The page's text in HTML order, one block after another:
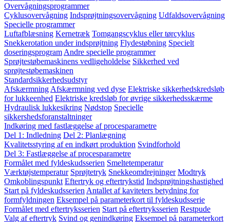
Overvågningsprogrammer
Cyklusovervågning Indsprøjtningsovervågning Udfaldsovervågning
Specielle programmer
Luftafblæsning Kernetræk Tomgangscyklus eller tørcyklus
Snekkerotation under indsprøjtning Flydestøbning Specielt
doseringsprogram Andre specielle programmer
Sprøjtestøbemaskinens vedligeholdelse Sikkerhed ved
sprøjtestøbemaskinen
Standardsikkerhedsudstyr
Afskærmning Afskærmning ved dyse Elektriske sikkerhedskredsløb
for lukkeenhed Elektriske kredsløb for øvrige sikkerhedsskærme
Hydraulisk lukkesikring Nødstop Specielle
sikkershedsforanstaltninger
Indkøring med fastlæggelse af procesparametre
Del 1: Indledning Del 2: Planlægning
Kvalitetsstyring af en indkørt produktion Svindforhold
Del 3: Fastlæggelse af procesparametre
Formålet med fyldeskudsserien Smeltetemperatur
Værktøjstemperatur Sprøjtetryk Snekkeomdrejninger Modtryk
Omkoblingspunkt Eftertryk og eftertrykstid Indsprøjtningshastighed
Start på fyldeskudsserien Antallet af kaviteters betydning for
formfyldningen Eksempel på parameterkort til fyldeskudsserie
Formålet med eftertryksserien Start på eftertryksserien Restpude
Valg af eftertryk Svind og genindkøring Eksempel på parameterkort